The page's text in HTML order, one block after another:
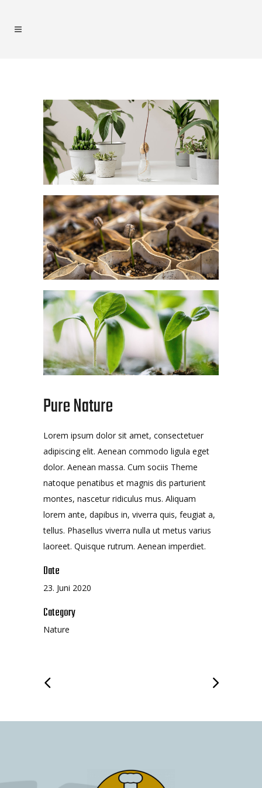
Pure Nature
Lorem ipsum dolor sit amet, consectetuer
adipiscing elit. Aenean commodo ligula eget
dolor. Aenean massa. Cum sociis Theme
natoque penatibus et magnis dis parturient
montes, nascetur ridiculus mus. Aliquam
lorem ante, dapibus in, viverra quis, feugiat a,
tellus. Phasellus viverra nulla ut metus varius
laoreet. Quisque rutrum. Aenean imperdiet.
Date
23. Juni 2020
Category
Nature